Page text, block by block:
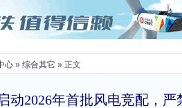
心 » 综合其它 » 正文
动2026年首批风电竞配，